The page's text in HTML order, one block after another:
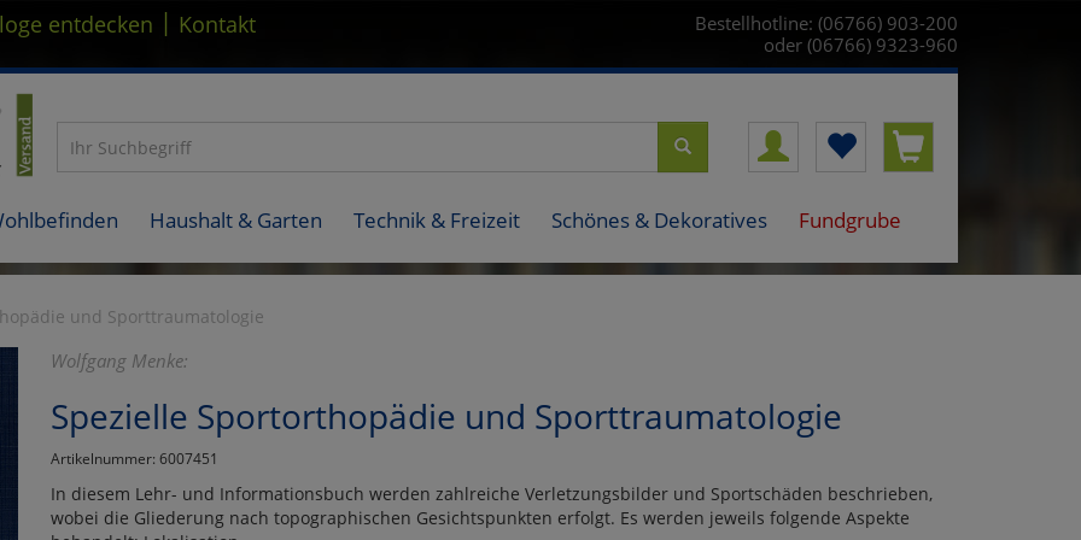
entdecken | Kontakt
Bestellhotline: (06766) 903-200
oder (06766) 9323-960
Haushalt & Garten Technik & Freizeit Schönes & Dekoratives Fundgrube
und Sporttraumatologie
Wolfgang Menke:
Spezielle Sportorthopädie und Sporttraumatologie
Artikelnummer: 6007451
In diesem Lehr- und Informationsbuch werden zahlreiche Verletzungsbilder und Sportschäden beschrieben,
wobei die Gliederung nach topographischen Gesichtspunkten erfolgt. Es werden jeweils folgende Aspekte